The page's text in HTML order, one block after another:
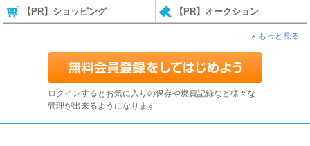
【PR】ショッピング 【PR】オークション
もっと見る
ログインするとお気に入りの保存や燃費記録など様々な
管理が出来るようになります